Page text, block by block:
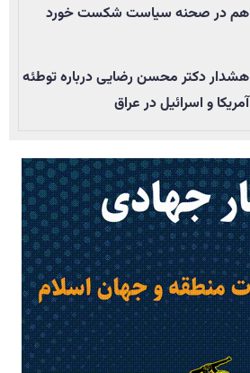
هم در صحنه سیاست شکست خورد
هشدار دکتر محسن رضایی درباره توطئه
آمریکا و اسرائیل در عراق